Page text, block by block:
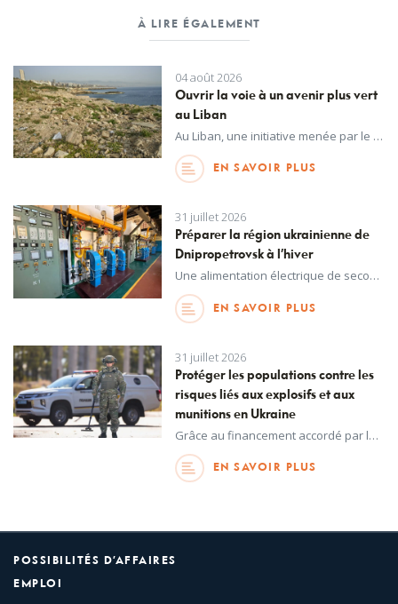
À LIRE ÉGALEMENT
04 août 2026
Ouvrir la voie à un avenir plus vert
au Liban
Au Liban, une initiative menée par le gouvernement pour améliorer la gestion des déchets et promouvoir une économie circulaire aidera le pays à tenir ses engagements en matière de protection de la biodiversité et de réduction de la pollution.
EN SAVOIR PLUS
31 juillet 2026
Préparer la région ukrainienne de
Dnipropetrovsk à l’hiver
Une alimentation électrique de secours destinée aux réseaux de chauffage urbain, fournie par l’UNOPS grâce au financement accordé par l’Agence espagnole de la coopération internationale pour le développement, contribuera à assurer la continuité des services de chauffage essentiels pendant les rigoureux mois d’hiver.
EN SAVOIR PLUS
31 juillet 2026
Protéger les populations contre les
risques liés aux explosifs et aux
munitions en Ukraine
Grâce au financement accordé par le Fonds pour le relèvement des communautés en Ukraine, l’UNOPS collabore avec la police nationale ukrainienne afin d’améliorer ses capacités en matière de neutralisation des explosifs et des munitions, contribuant ainsi à renforcer la sécurité à l’échelle nationale et à protéger les populations urbaines.
EN SAVOIR PLUS
POSSIBILITÉS D’AFFAIRES
EMPLOI